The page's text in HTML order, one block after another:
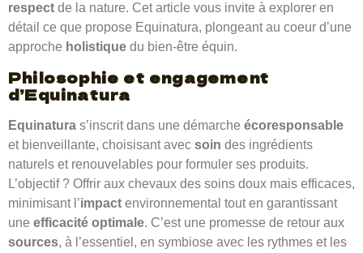
respect de la nature. Cet article vous invite à explorer en
détail ce que propose Equinatura, plongeant au coeur d’une
approche holistique du bien-être équin.
Philosophie et engagement
d’Equinatura
Equinatura s’inscrit dans une démarche écoresponsable
et bienveillante, choisisant avec soin des ingrédients
naturels et renouvelables pour formuler ses produits.
L’objectif ? Offrir aux chevaux des soins doux mais efficaces,
minimisant l’impact environnemental tout en garantissant
une efficacité optimale. C’est une promesse de retour aux
sources, à l’essentiel, en symbiose avec les rythmes et les